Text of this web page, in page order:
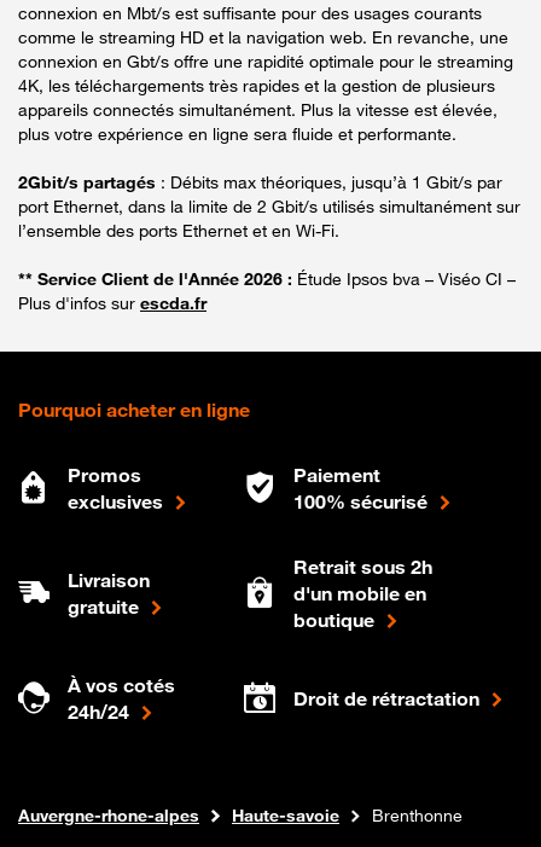
connexion en Mbt/s est suffisante pour des usages courants
comme le streaming HD et la navigation web. En revanche, une
connexion en Gbt/s offre une rapidité optimale pour le streaming
4K, les téléchargements très rapides et la gestion de plusieurs
appareils connectés simultanément. Plus la vitesse est élevée,
plus votre expérience en ligne sera fluide et performante.
2Gbit/s partagés : Débits max théoriques, jusqu’à 1 Gbit/s par
port Ethernet, dans la limite de 2 Gbit/s utilisés simultanément sur
l’ensemble des ports Ethernet et en Wi-Fi.
** Service Client de l'Année 2026 : Étude Ipsos bva – Viséo CI –
Plus d'infos sur escda.fr
Pourquoi acheter en ligne
Promos
exclusives
Paiement
100% sécurisé
Livraison
gratuite
Retrait sous 2h
d'un mobile en
boutique
À vos cotés
24h/24
Droit de rétractation
Boutique Orange
Internet fibre
Auvergne-rhone-alpes Haute-savoie Brenthonne